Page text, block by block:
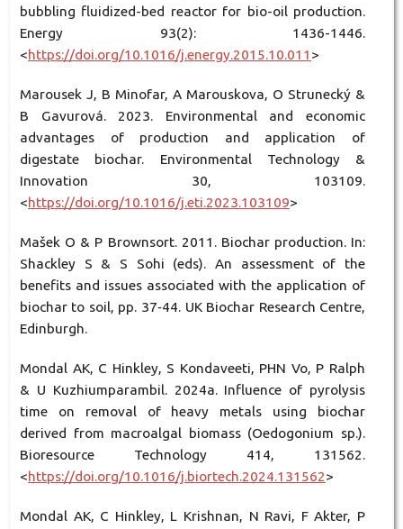
bubbling fluidized-bed reactor for bio-oil production.
Energy 93(2): 1436-1446.
<https://doi.org/10.1016/j.energy.2015.10.011 >
Marousek J, B Minofar, A Marouskova, O Strunecký &
B Gavurová. 2023. Environmental and economic
advantages of production and application of
digestate biochar. Environmental Technology &
Innovation 30, 103109.
<https://doi.org/10.1016/j.eti.2023.103109>
Mašek O & P Brownsort. 2011. Biochar production. In:
Shackley S & S Sohi (eds). An assessment of the
benefits and issues associated with the application of
biochar to soil, pp. 37‑44. UK Biochar Research Centre,
Edinburgh.
Mondal AK, C Hinkley, S Kondaveeti, PHN Vo, P Ralph
& U Kuzhiumparambil. 2024a. Influence of pyrolysis
time on removal of heavy metals using biochar
derived from macroalgal biomass (Oedogonium sp.).
Bioresource Technology 414, 131562.
<https://doi.org/10.1016/j.biortech.2024.131562>
Mondal AK, C Hinkley, L Krishnan, N Ravi, F Akter, P